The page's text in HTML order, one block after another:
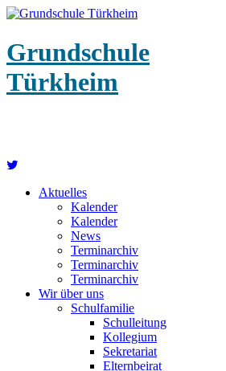
Grundschule
Türkheim
Aktuelles
Kalender
Kalender
News
Terminarchiv
Terminarchiv
Terminarchiv
Wir über uns
Schulfamilie
Schulleitung
Kollegium
Sekretariat
Elternbeirat